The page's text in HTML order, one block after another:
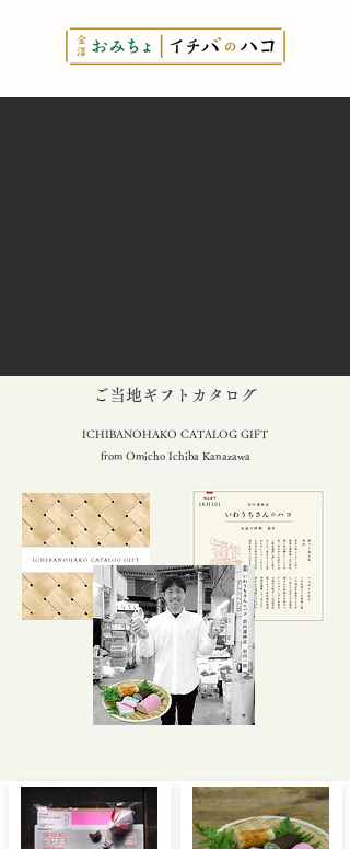
​ご当地ギフトカタログ
ICHIBANOHAKO CATALOG GIFT
from Omicho Ichiba Kanazawa